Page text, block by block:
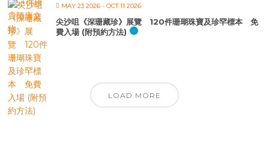
MAY 23 2026 - OCT 11 2026
尖沙咀《深珊藏珍》展覽 120件珊瑚珠寶及珍罕標本 免
費入場 (附預約方法)
LOAD MORE